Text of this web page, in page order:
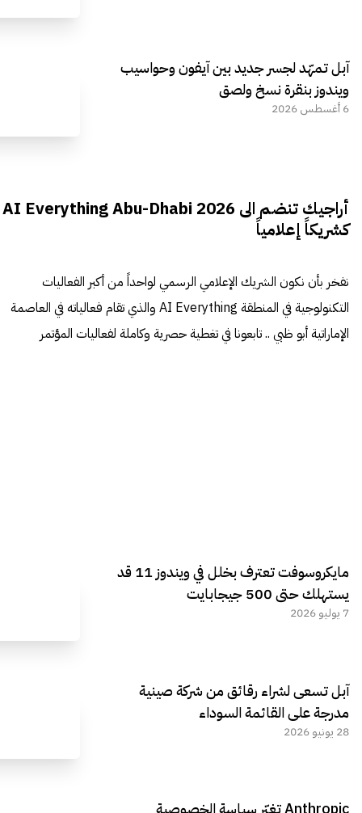
آبل تمهّد لجسر جديد بين آيفون وحواسيب
ويندوز بنقرة نسخ ولصق
6 أغسطس 2026
أراجيك تنضم الى AI Everything Abu-Dhabi 2026
كشريكاً إعلامياً
نفخر بأن نكون الشريك الإعلامي الرسمي لواحداً من أكبر الفعاليات
التكنولوجية في المنطقة AI Everything والذي تقام فعالياته في العاصمة
الإماراتية أبو ظبي .. تابعونا في تغطية حصرية وكاملة لفعاليات المؤتمر
مايكروسوفت تعترف بخلل في ويندوز 11 قد
يستهلك حتى 500 جيجابايت
7 يوليو 2026
آبل تسعى لشراء رقائق من شركة صينية
مدرجة على القائمة السوداء
28 يونيو 2026
Anthropic تغيّر سياسة الخصوصية